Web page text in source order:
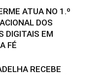
ATUA NO 1.º
DOS
DIGITAIS EM
FÉ
RECEBE